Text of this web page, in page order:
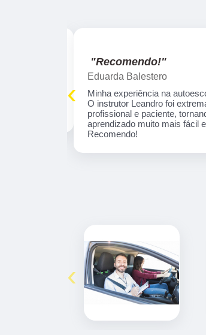
"Excelente!"
marcelo leandro Gabriel
Fui muito bem orientado pela
por sinal é uma educadora,
em necessidades específicas
Parabéns por esta profissional!
‹
‹